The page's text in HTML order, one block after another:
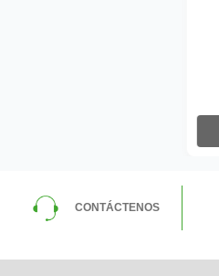
CONTÁCTENOS